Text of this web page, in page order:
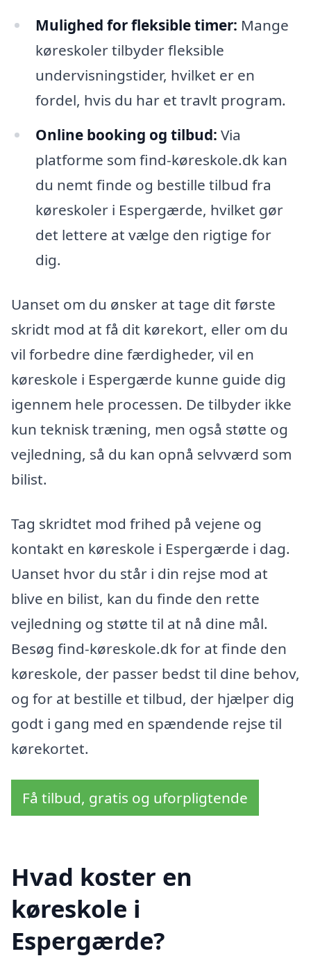
Mulighed for fleksible timer: Mange
køreskoler tilbyder fleksible
undervisningstider, hvilket er en
fordel, hvis du har et travlt program.
Online booking og tilbud: Via
platforme som find-køreskole.dk kan
du nemt finde og bestille tilbud fra
køreskoler i Espergærde, hvilket gør
det lettere at vælge den rigtige for
dig.
Uanset om du ønsker at tage dit første
skridt mod at få dit kørekort, eller om du
vil forbedre dine færdigheder, vil en
køreskole i Espergærde kunne guide dig
igennem hele processen. De tilbyder ikke
kun teknisk træning, men også støtte og
vejledning, så du kan opnå selvværd som
bilist.
Tag skridtet mod frihed på vejene og
kontakt en køreskole i Espergærde i dag.
Uanset hvor du står i din rejse mod at
blive en bilist, kan du finde den rette
vejledning og støtte til at nå dine mål.
Besøg find-køreskole.dk for at finde den
køreskole, der passer bedst til dine behov,
og for at bestille et tilbud, der hjælper dig
godt i gang med en spændende rejse til
kørekortet.
Få tilbud, gratis og uforpligtende
Hvad koster en
køreskole i
Espergærde?